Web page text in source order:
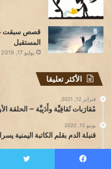
قصص سبقت
المستقبل
يوليو 17, 2019
الأكثر تعليقا
فبراير 12, 2021
مُقارَبات ثَقافِيَّة وأَدَبِيَّة – الحلقة
يونيو 15, 2020
قنبلة الدم بقلم الكاتبة اليمنية
المضحك المبكي…بقلم الكاتبة